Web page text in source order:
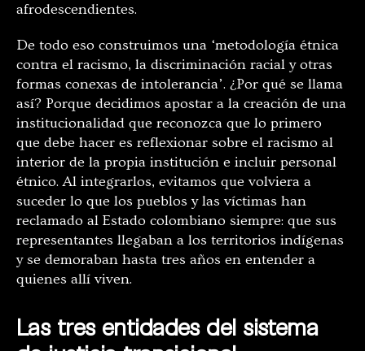
afrodescendientes.
De todo eso construimos una ‘metodología étnica
contra el racismo, la discriminación racial y otras
formas conexas de intolerancia’. ¿Por qué se llama
así? Porque decidimos apostar a la creación de una
institucionalidad que reconozca que lo primero
que debe hacer es reflexionar sobre el racismo al
interior de la propia institución e incluir personal
étnico. Al integrarlos, evitamos que volviera a
suceder lo que los pueblos y las víctimas han
reclamado al Estado colombiano siempre: que sus
representantes llegaban a los territorios indígenas
y se demoraban hasta tres años en entender a
quienes allí viven.
Las tres entidades del sistema